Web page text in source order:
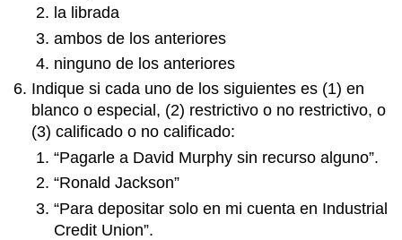
la librada
ambos de los anteriores
ninguno de los anteriores
Indique si cada uno de los siguientes es (1) en
blanco o especial, (2) restrictivo o no restrictivo, o
(3) calificado o no calificado:
“Pagarle a David Murphy sin recurso alguno”.
“Ronald Jackson”
“Para depositar solo en mi cuenta en Industrial
Credit Union”.